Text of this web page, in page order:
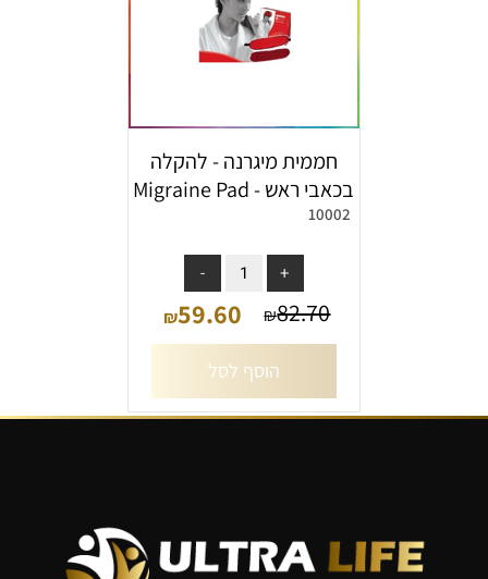
חממית מיגרנה - להקלה
בכאבי ראש - Migraine Pad
10002
₪82.70
₪59.60
הוסף לסל